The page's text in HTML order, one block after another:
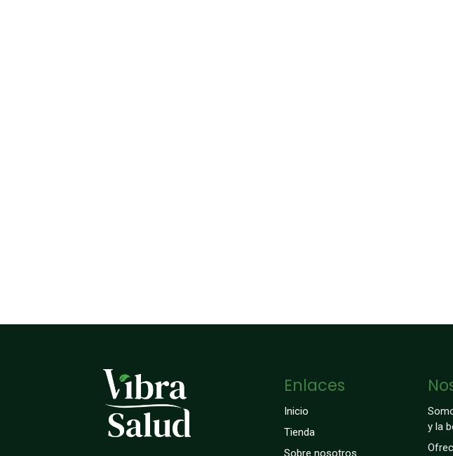
Enlaces
Inicio
Tienda
Sobre nosotros
y la